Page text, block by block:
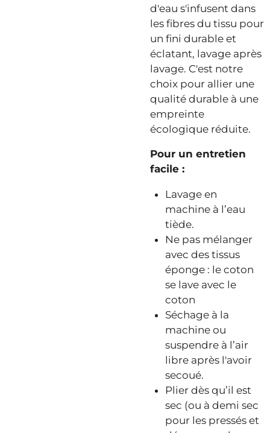
d'eau s'infusent dans
les fibres du tissu pour
un fini durable et
éclatant, lavage après
lavage. C'est notre
choix pour allier une
qualité durable à une
empreinte
écologique réduite.
Pour un entretien
facile :
Lavage en
machine à l’eau
tiède.
Ne pas mélanger
avec des tissus
éponge : le coton
se lave avec le
coton
Séchage à la
machine ou
suspendre à l’air
libre après l'avoir
secoué.
Plier dès qu’il est
sec (ou à demi sec
pour les pressés et